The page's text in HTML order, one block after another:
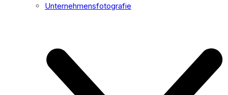
Unternehmensfotografie